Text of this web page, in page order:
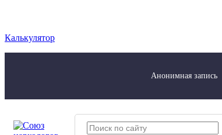
Калькулятор
Анонимная запись